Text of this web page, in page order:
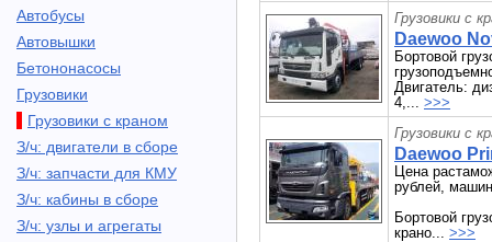
Автобусы
Автовышки
Бетононасосы
Грузовики
Грузовики с краном
З/ч: двигатели в сборе
З/ч: запчасти для КМУ
З/ч: кабины в сборе
З/ч: узлы и агрегаты
Грузовики с
Daewoo
Бортовой
Двигатель:
4,... >>>
Грузовики с
Daewoo
Цена
рублей,
Бортовой
крано... >>>